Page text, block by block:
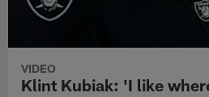
VIDEO
Klint Kubiak: 'I like